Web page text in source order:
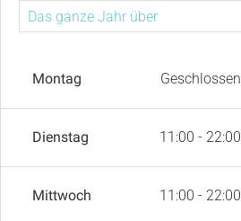
Montag Geschlossen
Dienstag 11:00 - 22:00
Mittwoch 11:00 - 22:00